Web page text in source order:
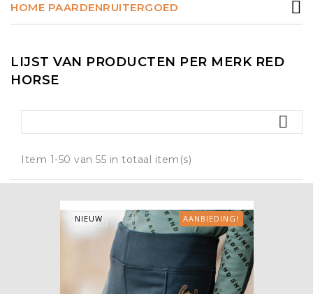
HOME PAARDENRUITERGOED
LIJST VAN PRODUCTEN PER MERK RED
HORSE

Item 1-50 van 55 in totaal item(s)
AANBIEDING!
NIEUW